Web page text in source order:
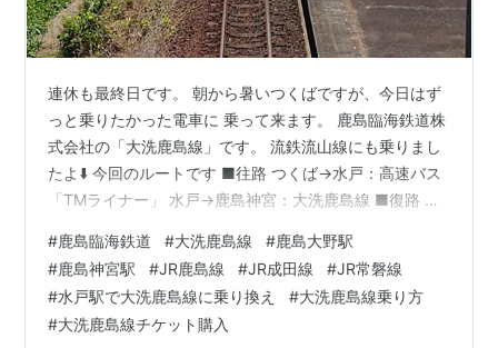
距離：53.0km
単複：単線
年表
1985年3月14日北鹿島駅 （現・鹿島サッカースタジア
ム駅）〜水戸駅 間が開業。
1994年3月12日 北鹿島駅が鹿島サッカースタジアム駅
に改称。
駅一覧
連休も最終日です。 朝から暑いつくばですが、今日はず
っと乗りたかった電車に 乗って来ます。 鹿島臨海鉄道株
式会社の「大洗鹿島線」です。 流鉄流山線にも乗りまし
たよ⬇️ 今回のルートです ■往路 つくば→水戸：高速バス
「TMライナー」 水戸→鹿島神宮：大洗鹿島線 ■復路 鹿
孫子：JR成田線 我孫子→松戸：JR常磐線 松戸→柏：JR
常磐線 柏→流山おおたかの森：東武 流山おおたかの森→
つくば：TX まずは、つくばセンターから高速バスのTM
ライナー号で水戸に移動。 水戸駅に到着。大洗鹿島線は
#鹿島臨海鉄道 #大洗鹿島線 #鹿島大野駅
#鹿島神宮駅 #JR鹿島線 #JR成田線 #JR常磐線
#水戸駅で大洗鹿島線に乗り換え #大洗鹿島線乗り方
#大洗鹿島線チケット購入